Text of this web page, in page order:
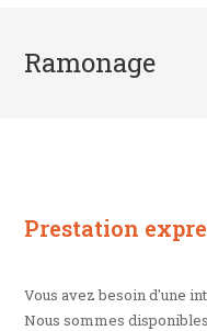
Ramonage
Prestation
Vous avez besoin d'une
Nous sommes